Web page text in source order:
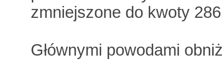
zmniejszone do kwoty
Głównymi powodami